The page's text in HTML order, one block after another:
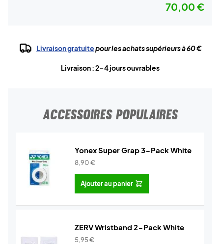
70,00 €
Livraison gratuitepour les achats supérieurs à 60 €
Livraison : 2-4 jours ouvrables
ACCESSOIRES POPULAIRES
Yonex Super Grap 3-Pack White
8,90€
Ajouter au panier
ZERV Wristband 2-Pack White
5,95€